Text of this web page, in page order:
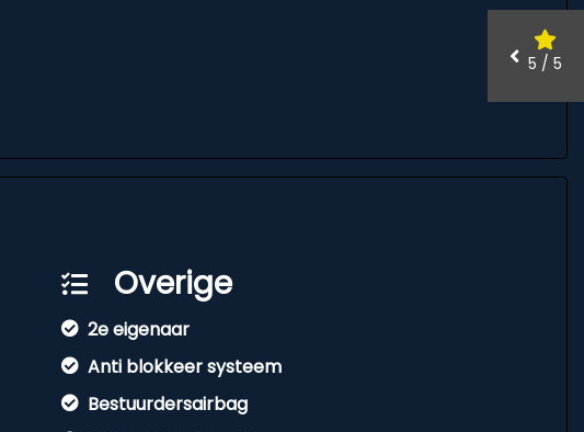
Overige
2e eigenaar
Anti blokkeer systeem
Bestuurdersairbag
5 / 5